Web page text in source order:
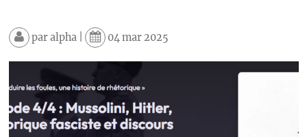
paralpha| 04 mar 2025